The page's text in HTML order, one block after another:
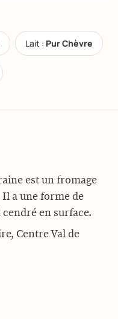
Lait : Pur Chèvre
est un fromage
a une forme de
en surface.
Centre Val de